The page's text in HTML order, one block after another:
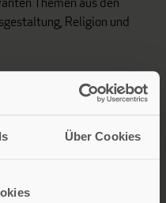
Über Cookies
Religion und